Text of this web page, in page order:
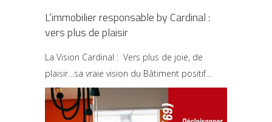
L’immobilier responsable by Cardinal :
vers plus de plaisir
La Vision Cardinal : Vers plus de joie, de
plaisir…sa vraie vision du Bâtiment positif…